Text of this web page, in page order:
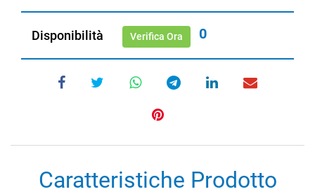
Disponibilità Verifica Ora 0
Caratteristiche Prodotto